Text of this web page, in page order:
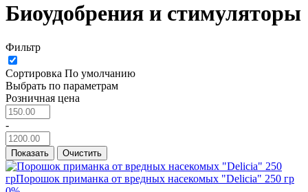
Биоудобрения и стимуляторы
Фильтр
Сортировка По умолчанию
Выбрать по параметрам
Розничная цена
-
Показать Очистить